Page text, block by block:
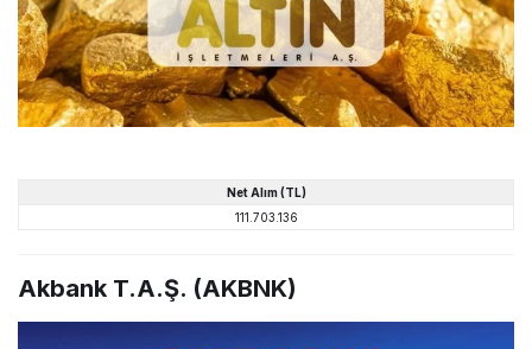
Net Alım(TL)
111.703.136
Akbank T.A.Ş. (AKBNK)